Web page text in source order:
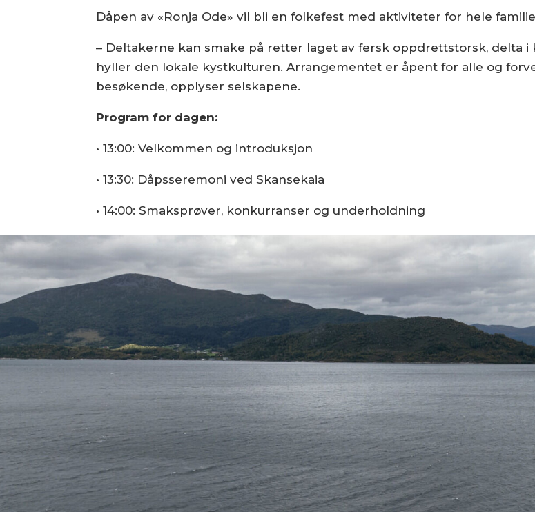
Dåpen av «Ronja Ode» vil bli en folkefest med aktiviteter for hele
– Deltakerne kan smake på retter laget av fersk oppdrettstorsk, delta
hyller den lokale kystkulturen. Arrangementet er åpent for alle og
besøkende, opplyser selskapene.
Program for dagen:
• 13:00: Velkommen og introduksjon
• 13:30: Dåpsseremoni ved Skansekaia
• 14:00: Smaksprøver, konkurranser og underholdning